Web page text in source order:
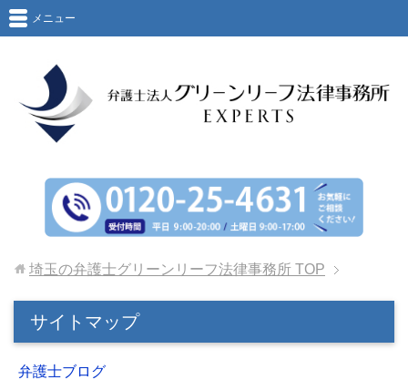
メニュー
埼玉の弁護士グリーンリーフ法律事務所 TOP
サイトマップ
弁護士ブログ